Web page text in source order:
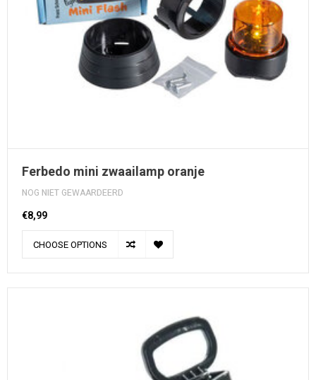
Ferbedo mini zwaailamp oranje
NOG NIET GEWAARDEERD
€8,99
CHOOSE OPTIONS